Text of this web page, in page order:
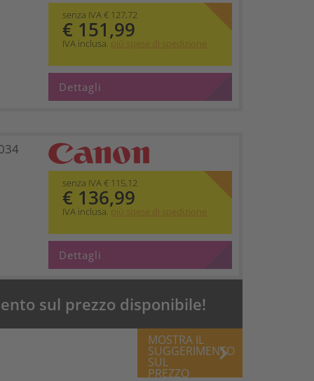
senza IVA € 127,72
€ 151,99
IVA inclusa. più spese di spedizione
Dettagli
senza IVA € 115,12
€ 136,99
IVA inclusa. più spese di spedizione
Dettagli
sul prezzo disponibile!
MOSTRA IL
SUGGERIMENTO
SUL
PREZZO
keyboard_arrow_right